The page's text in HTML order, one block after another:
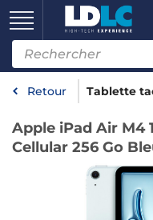
Retour Tablette
Apple iPad Air M4
Cellular 256 Go